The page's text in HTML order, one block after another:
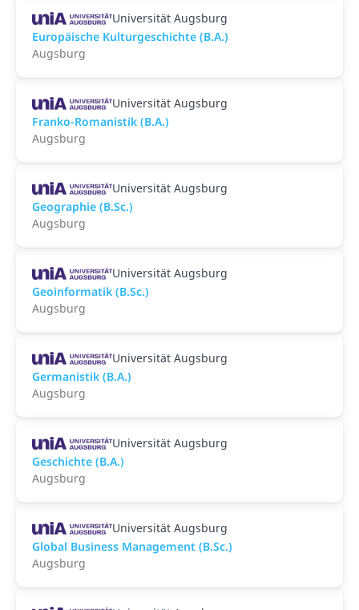
Universität Augsburg
Europäische Kulturgeschichte (B.A.)
Augsburg
Universität Augsburg
Franko-Romanistik (B.A.)
Augsburg
Universität Augsburg
Geographie (B.Sc.)
Augsburg
Universität Augsburg
Geoinformatik (B.Sc.)
Augsburg
Universität Augsburg
Germanistik (B.A.)
Augsburg
Universität Augsburg
Geschichte (B.A.)
Augsburg
Universität Augsburg
Global Business Management (B.Sc.)
Augsburg